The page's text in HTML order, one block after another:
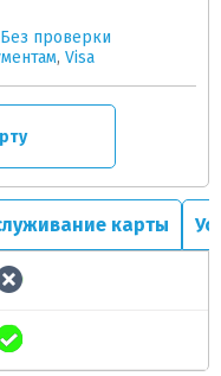
Без проверки
, Visa
карты